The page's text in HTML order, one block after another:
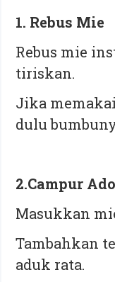
1. Rebus Mie
Rebus mie
tiriskan.
Jika
dulu
2.Campur
Masukkan
Tambahkan
aduk rata.